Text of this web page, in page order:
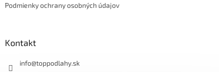
Podmienky ochrany osobných údajov
Kontakt
info@toppodlahy.sk